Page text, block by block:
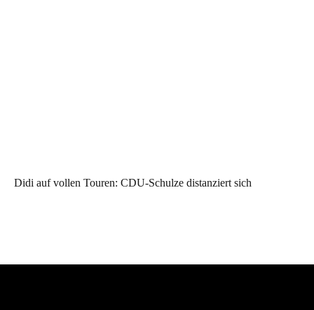
Didi auf vollen Touren: CDU-Schulze distanziert sich